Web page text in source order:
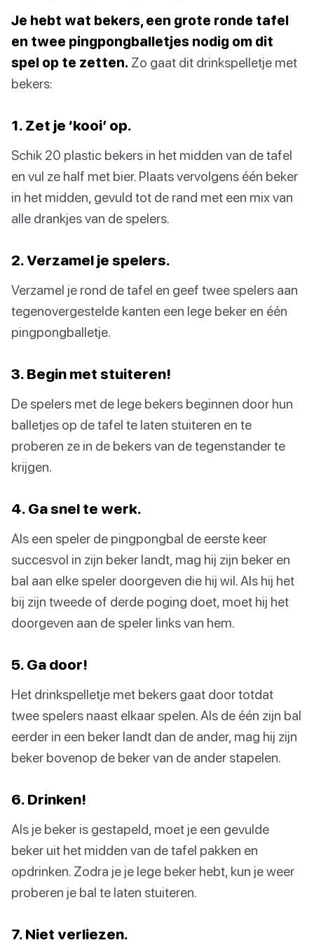
Je hebt wat bekers, een grote ronde tafel
en twee pingpongballetjes nodig om dit
spel op te zetten. Zo gaat dit drinkspelletje met
bekers:
1. Zet je ‘kooi’ op.
Schik 20 plastic bekers in het midden van de tafel
en vul ze half met bier. Plaats vervolgens één beker
in het midden, gevuld tot de rand met een mix van
alle drankjes van de spelers.
2. Verzamel je spelers.
Verzamel je rond de tafel en geef twee spelers aan
tegenovergestelde kanten een lege beker en één
pingpongballetje.
3. Begin met stuiteren!
De spelers met de lege bekers beginnen door hun
balletjes op de tafel te laten stuiteren en te
proberen ze in de bekers van de tegenstander te
krijgen.
4. Ga snel te werk.
Als een speler de pingpongbal de eerste keer
succesvol in zijn beker landt, mag hij zijn beker en
bal aan elke speler doorgeven die hij wil. Als hij het
bij zijn tweede of derde poging doet, moet hij het
doorgeven aan de speler links van hem.
5. Ga door!
Het drinkspelletje met bekers gaat door totdat
twee spelers naast elkaar spelen. Als de één zijn bal
eerder in een beker landt dan de ander, mag hij zijn
beker bovenop de beker van de ander stapelen.
6. Drinken!
Als je beker is gestapeld, moet je een gevulde
beker uit het midden van de tafel pakken en
opdrinken. Zodra je je lege beker hebt, kun je weer
proberen je bal te laten stuiteren.
7. Niet verliezen.